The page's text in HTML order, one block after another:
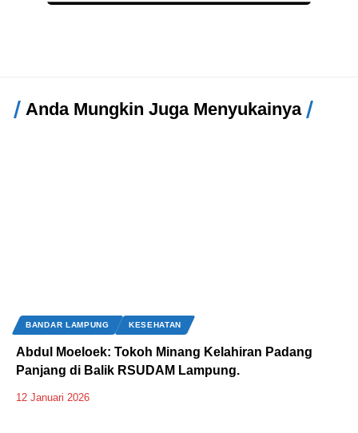
Anda Mungkin Juga Menyukainya
BANDAR LAMPUNG KESEHATAN
Abdul Moeloek: Tokoh Minang Kelahiran Padang
Panjang di Balik RSUDAM Lampung.
12 Januari 2026